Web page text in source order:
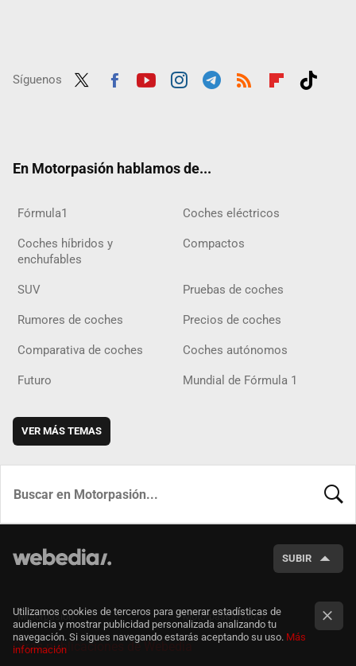
Síguenos
En Motorpasión hablamos de...
Fórmula1 Coches eléctricos
Coches híbridos y
enchufables
Compactos
SUV Pruebas de coches
Rumores de coches Precios de coches
Comparativa de coches Coches autónomos
Futuro Mundial de Fórmula 1
VER MÁS TEMAS
SUBIR
Motorpasión Motorpasión Moto
Otras publicaciones de Webedia
Utilizamos cookies de terceros para generar estadísticas de
audiencia y mostrar publicidad personalizada analizando tu
navegación. Si sigues navegando estarás aceptando su uso. Más
información